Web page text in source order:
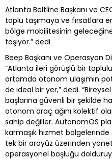
Atlanta Beltline Başkanı ve
toplu taşımaya ve fırsatlara
bölge mobilitesinin
taşıyor.” dedi
Beep Başkanı ve Operasyon
“Atlanta ileri görüşlü bir
ortamda otonom ulaşımın
de ideal bir yer,” dedi.
başlarına güvenli bir şekilde
otonom araç ağını kolektif
sahip değiller. AutonomOS
karmaşık hizmet bölgelerinde
tek bir arayüz üzerinden
operasyonel boşluğu